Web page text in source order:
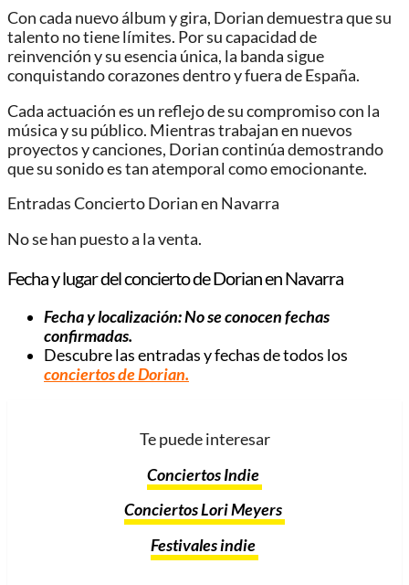
Con cada nuevo álbum y gira, Dorian demuestra que su
talento no tiene límites. Por su capacidad de
reinvención y su esencia única, la banda sigue
conquistando corazones dentro y fuera de España.
Cada actuación es un reflejo de su compromiso con la
música y su público. Mientras trabajan en nuevos
proyectos y canciones, Dorian continúa demostrando
que su sonido es tan atemporal como emocionante.
Entradas Concierto Dorian en Navarra
No se han puesto a la venta.
Fecha y lugar del concierto de Dorian en Navarra
Fecha y localización: No se conocen fechas
confirmadas.
Descubre las entradas y fechas de todos los
conciertos de Dorian.
Te puede interesar
Conciertos Indie
Conciertos Lori Meyers
Festivales indie